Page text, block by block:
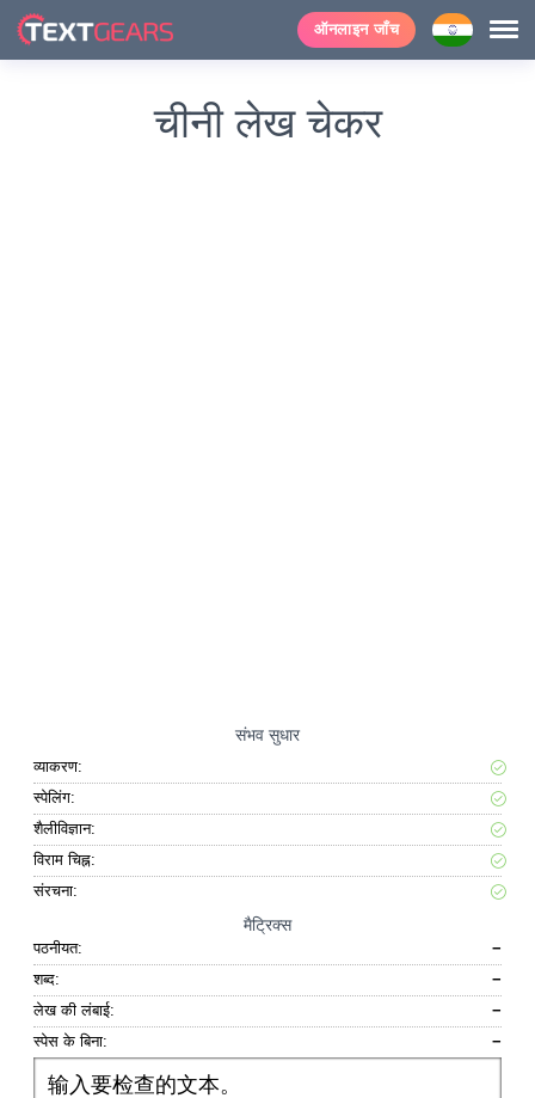
ऑनलाइन जाँच
चीनी लेख चेकर
संभव सुधार
व्याकरण:
स्पेलिंग:
शैलीविज्ञान:
विराम चिह्न:
संरचना:
मैट्रिक्स
पठनीयत:
−
शब्द:
−
लेख की लंबाई:
−
स्पेस के बिना:
−
输入要检查的文本。